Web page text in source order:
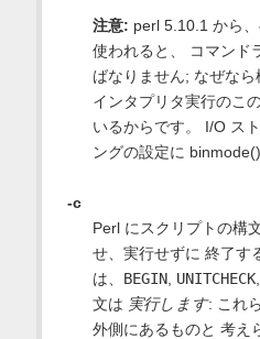
注意: perl 5.10.1 から、
使われると、 コマンド
ばなりません; なぜな
インタプリタ実行のこ
いるからです。 I/O ス
ングの設定に
-c
Perl にスクリプトの構
せ、実行せずに 終了す
は、 BEGIN, UNITCHECK,
文は 実行します: これ
外側にあるものと 考え